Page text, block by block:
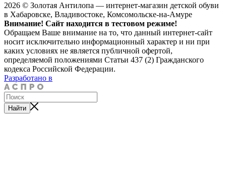
2026 © Золотая Антилопа — интернет-магазин детской обуви
в Хабаровске, Владивостоке, Комсомольске-на-Амуре
Внимание! Сайт находится в тестовом режиме!
Обращаем Ваше внимание на то, что данный интернет-сайт
носит исключительно информационный характер и ни при
каких условиях не является публичной офертой,
определяемой положениями Статьи 437 (2) Гражданского
кодекса Российской Федерации.
Разработано в
Найти